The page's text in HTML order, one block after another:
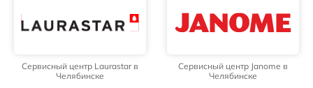
Сервисный центр Laurastar в
Челябинске
Сервисный центр Janome в
Челябинске